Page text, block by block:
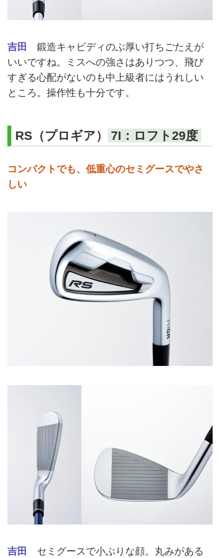
吉田
鍛造キャビディのぶ厚い打ちごたえが
いいですね。ミスへの強さはありつつ、飛び
すぎる心配がないのも中上級者にはうれしい
ところ。操作性も十分です。
RS（プロギア） 7I：ロフト29度
コンパクトでも、低重心のセミグースでやさ
しい
吉田 セミグースで小ぶりな顔。丸みがある